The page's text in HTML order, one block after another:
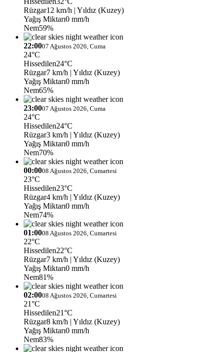
Rüzgar12 km/h | Yıldız (Kuzey)
Yağış Miktarı0 mm/h
Nem59%
22:0007 Ağustos 2026, Cuma
24°C
Hissedilen24°C
Rüzgar7 km/h | Yıldız (Kuzey)
Yağış Miktarı0 mm/h
Nem65%
23:0007 Ağustos 2026, Cuma
24°C
Hissedilen24°C
Rüzgar3 km/h | Yıldız (Kuzey)
Yağış Miktarı0 mm/h
Nem70%
00:0008 Ağustos 2026, Cumartesi
23°C
Hissedilen23°C
Rüzgar4 km/h | Yıldız (Kuzey)
Yağış Miktarı0 mm/h
Nem74%
01:0008 Ağustos 2026, Cumartesi
22°C
Hissedilen22°C
Rüzgar7 km/h | Yıldız (Kuzey)
Yağış Miktarı0 mm/h
Nem81%
02:0008 Ağustos 2026, Cumartesi
21°C
Hissedilen21°C
Rüzgar8 km/h | Yıldız (Kuzey)
Yağış Miktarı0 mm/h
Nem83%